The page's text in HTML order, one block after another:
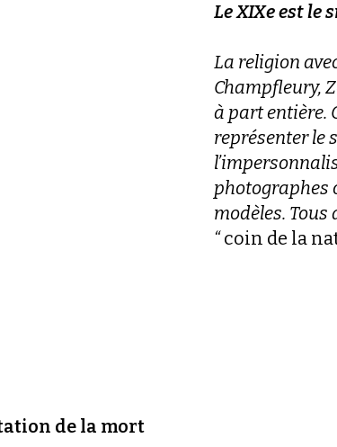
Le XIXe est le
La religion
Champfleury,
à part entière.
représenter le
photographes
modèles. Tous
“coin de la
de la mort